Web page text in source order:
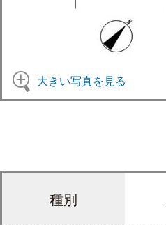
大きい写真を見る
種別